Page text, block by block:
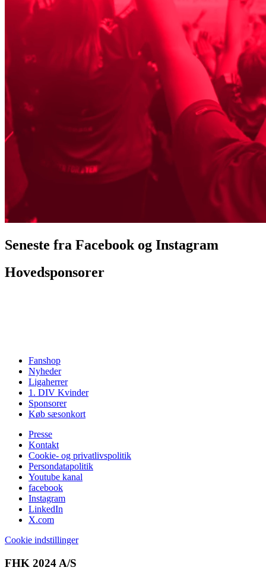
Seneste fra Facebook og Instagram
Hovedsponsorer
Fanshop
Nyheder
Ligaherrer
1. DIV Kvinder
Sponsorer
Køb sæsonkort
Presse
Kontakt
Cookie- og privatlivspolitik
Persondatapolitik
Youtube kanal
facebook
Instagram
LinkedIn
X.com
Cookie indstillinger
FHK 2024 A/S